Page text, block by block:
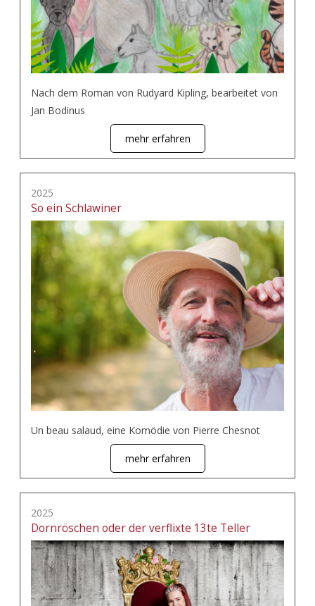
Nach dem Roman von Rudyard Kipling, bearbeitet von
Jan Bodinus
mehr erfahren
2025
So ein Schlawiner
Un beau salaud, eine Komödie von Pierre Chesnot
mehr erfahren
2025
Dornröschen oder der verflixte 13te Teller